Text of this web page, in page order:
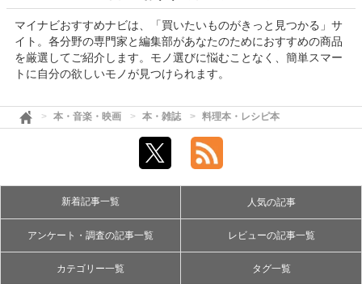
マイナビおすすめナビは、「買いたいものがきっと見つかる」サ
イト。各分野の専門家と編集部があなたのためにおすすめの商品
を厳選してご紹介します。モノ選びに悩むことなく、簡単スマー
トに自分の欲しいモノが見つけられます。
本・音楽・映画 本・雑誌 料理本・レシピ本
新着記事一覧 人気の記事
アンケート・調査の記事一覧 レビューの記事一覧
カテゴリー一覧 タグ一覧